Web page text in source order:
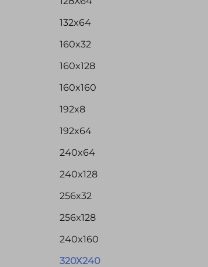
132x64
160x32
160x128
160x160
192x8
192x64
240x64
240x128
256x32
256x128
240x160
320X240